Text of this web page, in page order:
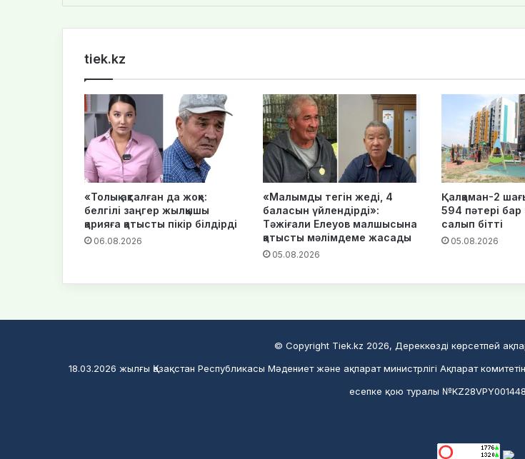
tiek.kz
«Толық ақталған да жоқ»:
белгілі заңгер жылқышы
қарияға қатысты пікір білдірді
06.08.2026
«Малымды тегін жеді, 4
баласын үйлендірді»:
Тәжіғали Елеуов малшысына
қатысты мәлімдеме жасады
05.08.2026
Қалқаман-2
594 пәтері бар
салып бітті
05.08.2026
© Copyright Tiek.kz 2026, Дереккөзді көрсетпей
18.03.2026 жылғы Қазақстан Республикасы Мәдениет және ақпарат министрлігі Ақпарат
есепке қою туралы